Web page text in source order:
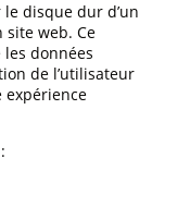
disque dur d’un
site web. Ce
données
de l’utilisateur